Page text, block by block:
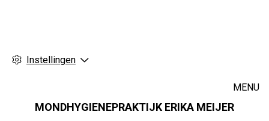
Instellingen
MONDHYGIENEPRAKTIJK ERIKA MEIJER
MENU